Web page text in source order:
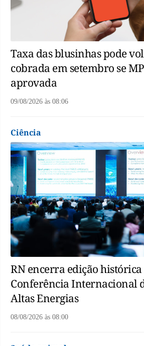
Taxa das blusinhas pode
cobrada em setembro se
aprovada
09/08/2026 às 08:06
Ciência
RN encerra edição histórica
Conferência Internacional
Altas Energias
08/08/2026 às 08:00